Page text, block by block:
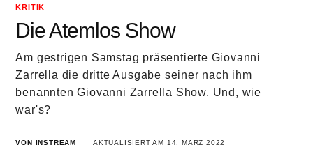
KRITIK
Die Atemlos Show
Am gestrigen Samstag präsentierte Giovanni
Zarrella die dritte Ausgabe seiner nach ihm
benannten Giovanni Zarrella Show. Und, wie
war's?
VON INSTREAM AKTUALISIERT AM 14. MÄRZ 2022